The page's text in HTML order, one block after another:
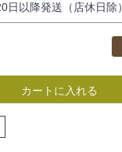
日以降発送（店休日除）
カートに入れる